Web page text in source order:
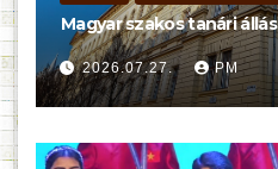
Magyar szakos tanári állás
2026.07.27. PM